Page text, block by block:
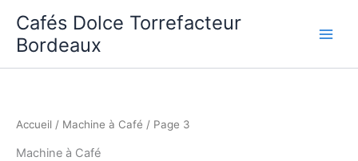
contenu
Cafés Dolce Torrefacteur
Bordeaux
Accueil / Machine à Café / Page 3
Machine à Café